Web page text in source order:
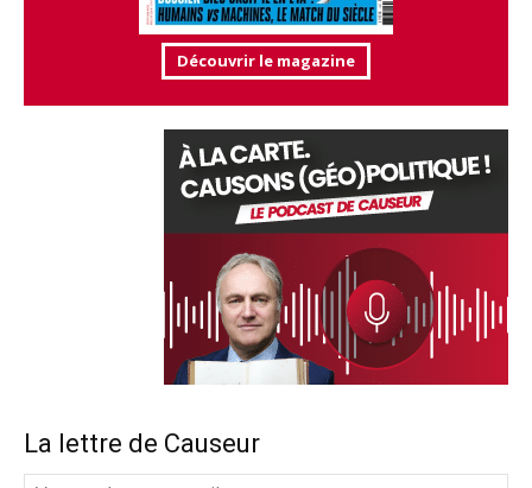
Découvrir le magazine
La lettre de Causeur